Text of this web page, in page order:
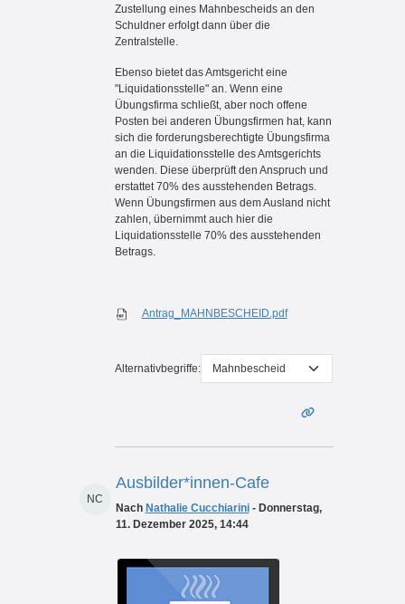
Zustellung eines Mahnbescheids an den
Schuldner erfolgt dann über die
Zentralstelle.
Ebenso bietet das Amtsgericht eine
"Liquidationsstelle" an. Wenn eine
Übungsfirma schließt, aber noch offene
Posten bei anderen Übungsfirmen hat, kann
sich die forderungsberechtigte Übungsfirma
an die Liquidationsstelle des Amtsgerichts
wenden. Diese überprüft den Anspruch und
erstattet 70% des ausstehenden Betrags.
Wenn Übungsfirmen aus dem Ausland nicht
zahlen, übernimmt auch hier die
Liquidationsstelle 70% des ausstehenden
Betrags.
Antrag_MAHNBESCHEID.pdf
Alternativbegriffe:
NC
Ausbilder*innen-Cafe
Nach Nathalie Cucchiarini- Donnerstag,
11. Dezember 2025, 14:44